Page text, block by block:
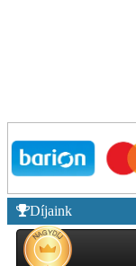
Díjaink